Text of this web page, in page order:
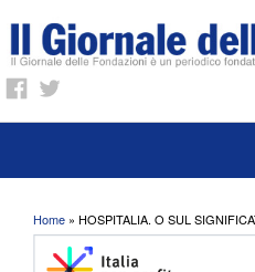
Tu sei qui
Home » HOSPITALIA. O SUL